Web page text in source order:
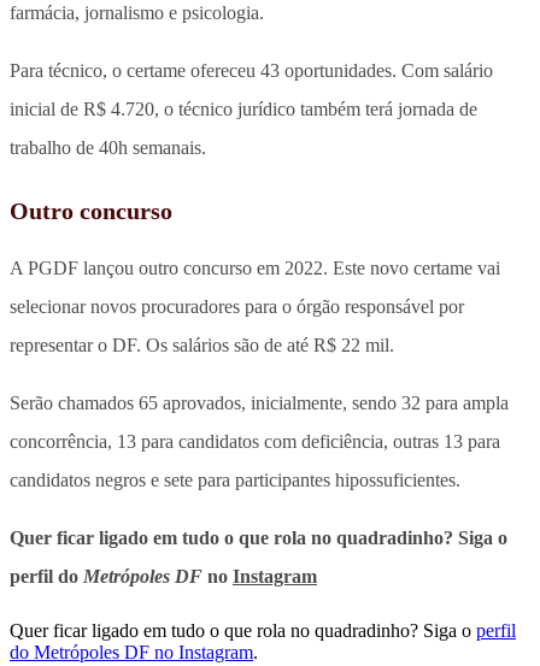
farmácia, jornalismo e psicologia.
Para técnico, o certame ofereceu 43 oportunidades. Com salário
inicial de R$ 4.720, o técnico jurídico também terá jornada de
trabalho de 40h semanais.
Outro concurso
A PGDF lançou outro concurso em 2022. Este novo certame vai
selecionar novos procuradores para o órgão responsável por
representar o DF. Os salários são de até R$ 22 mil.
Serão chamados 65 aprovados, inicialmente, sendo 32 para ampla
concorrência, 13 para candidatos com deficiência, outras 13 para
candidatos negros e sete para participantes hipossuficientes.
Quer ficar ligado em tudo o que rola no quadradinho? Siga o
perfil do Metrópoles DF no Instagram
Quer ficar ligado em tudo o que rola no quadradinho? Siga o perfil
do Metrópoles DF no Instagram.